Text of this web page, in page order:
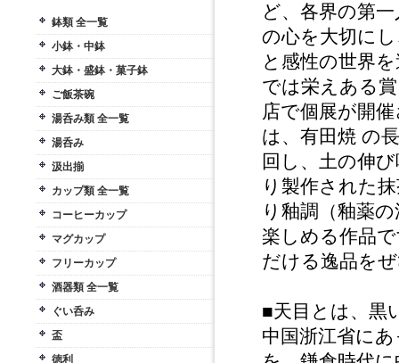
鉢類 全一覧
小鉢・中鉢
大鉢・盛鉢・菓子鉢
ご飯茶碗
湯呑み類 全一覧
湯呑み
汲出揃
カップ類 全一覧
コーヒーカップ
マグカップ
フリーカップ
酒器類 全一覧
ぐい呑み
盃
徳利
ど、各界の第
の心を大切に
と感性の世界
では栄えある
店で個展が開
は、有田焼 の
回し、土の伸
り製作された
り釉調（釉薬
楽しめる作品
だける逸品を
■天目とは、黒
中国浙江省に